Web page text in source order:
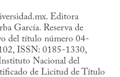
Editora
García. Reserva de
del título número 04-
ISSN: 0185-1330,
Nacional del
de Licitud de Título